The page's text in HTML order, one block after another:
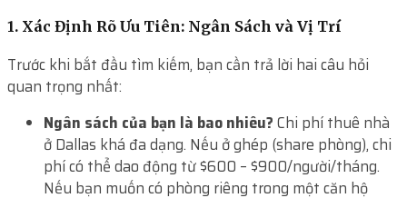
1. Xác Định Rõ Ưu Tiên: Ngân Sách và Vị Trí
Trước khi bắt đầu tìm kiếm, bạn cần trả lời hai câu hỏi
quan trọng nhất:
Ngân sách của bạn là bao nhiêu? Chi phí thuê nhà
ở Dallas khá đa dạng. Nếu ở ghép (share phòng), chi
phí có thể dao động từ $600 – $900/người/tháng.
Nếu bạn muốn có phòng riêng trong một căn hộ